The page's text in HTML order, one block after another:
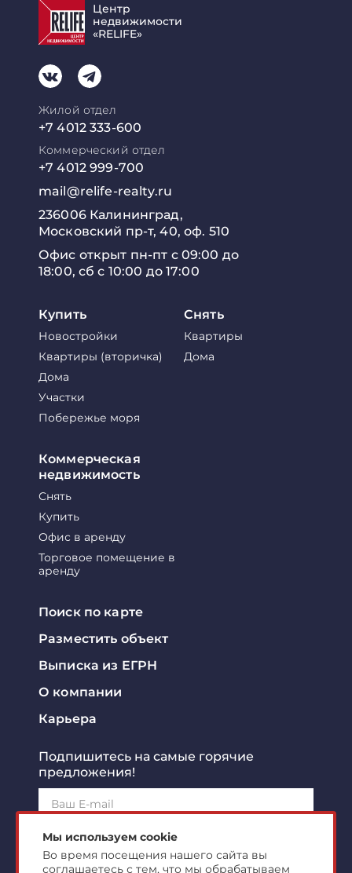
Центр
недвижимости
«RELIFE»
Жилой отдел
+7 4012 333-600
Коммерческий отдел
+7 4012 999-700
mail@relife-realty.ru
236006 Калининград,
Московский пр-т, 40, оф. 510
Офис открыт пн-пт с 09:00 до
18:00, сб с 10:00 до 17:00
Купить
Новостройки
Квартиры (вторичка)
Дома
Участки
Побережье моря
Снять
Квартиры
Дома
Коммерческая
недвижимость
Снять
Купить
Офис в аренду
Торговое помещение в
аренду
Поиск по карте
Разместить объект
Выписка из ЕГРН
О компании
Карьера
Подпишитесь на самые горячие
предложения!
Подписаться!
Я ознакомлен сполитикой конфиденциальности
Мы используем cookie
Во время посещения нашего сайта вы
соглашаетесь с тем, что мы обрабатываем